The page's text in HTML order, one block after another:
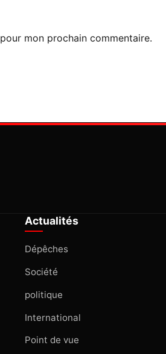
mon prochain commentaire.
Actualités
Dépêches
Société
politique
International
Point de vue